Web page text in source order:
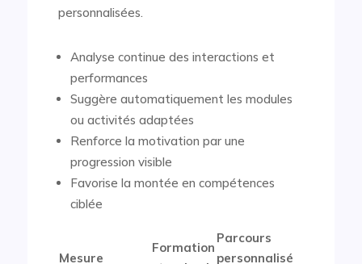
personnalisées.
Analyse continue des interactions et
performances
Suggère automatiquement les modules
ou activités adaptées
Renforce la motivation par une
progression visible
Favorise la montée en compétences
ciblée
Mesure
Formation
Parcours
personnalisé